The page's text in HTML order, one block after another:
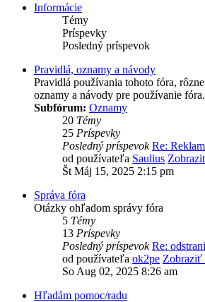
Informácie
Témy
Príspevky
Posledný príspevok
Pravidlá, oznamy a návody
Pravidlá používania tohoto fóra,
oznamy a návody pre používanie fóra.
Subfórum: Oznamy
20 Témy
25 Príspevky
Posledný príspevok Re:
od používateľa Saulius
Št Máj 15, 2025 2:15 pm
Správa fóra
Otázky ohľadom správy fóra
5 Témy
13 Príspevky
Posledný príspevok Re:
od používateľa ok2pe Zobraziť
So Aug 02, 2025 8:26 am
Hľadám pomoc/radu